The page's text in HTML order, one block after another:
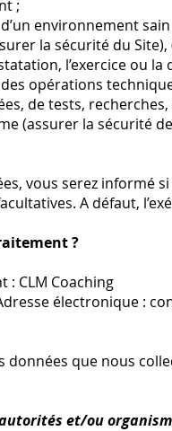
;
environnement
la sécurité du
l’exercice ou la
opérations
de tests,
(assurer la sécurité
vous serez informé
A défaut,
?
: CLM Coaching
électronique :
données que nous
et/ou